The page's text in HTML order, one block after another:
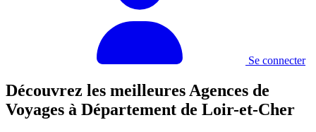
Se connecter
Découvrez les meilleures Agences de
Voyages à Département de Loir-et-Cher